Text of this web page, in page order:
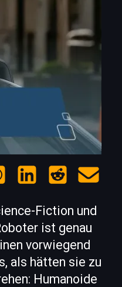
Fiction und
ist genau
vorwiegend
als hätten sie zu
Humanoide